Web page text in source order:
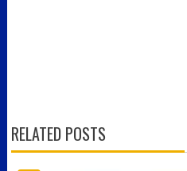
RELATED POSTS